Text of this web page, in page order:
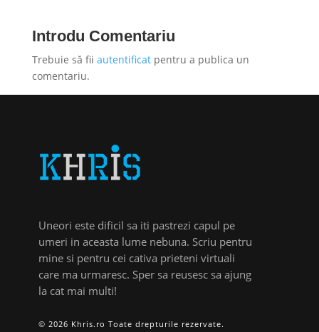
Introdu Comentariu
Trebuie să fii autentificatpentru a publica un
comentariu.
Uneori este dificil sa iti pastrezi capul pe
umeri in aceasta lume nebuna. Scriu pentru
mine si pentru cei cativa prieteni virtuali
care ma urmaresc. Sper sa reusesc sa ajung
la cat mai multi!
© 2026 Khris.ro Toate drepturile rezervate.